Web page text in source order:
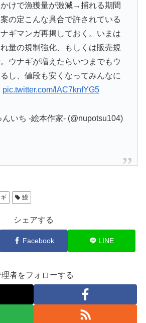
けで漁獲量が激減→捕れる期間
の定こんな具合で許されている
ギマンガ再掲しておく。いまは
量の規制強化、もしくは販売規
ウナギが増えたらいつまでもウ
し、値段も安くなってみんなに
pic.twitter.com/lAC7knfYG5
いち -絵本作家- (@nupotsu104)
鰻
シェアする
Facebook LINE
理者をフォローする